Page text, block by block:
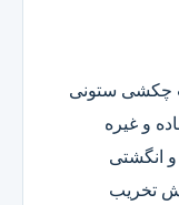
چکشی ستونی
و غیره
انگشتی
تخریب